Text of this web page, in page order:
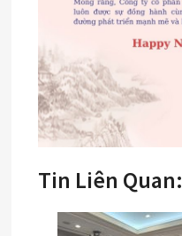
Tin Liên Quan: